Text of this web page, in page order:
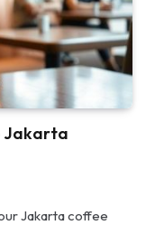
Jakarta
Jakarta coffee